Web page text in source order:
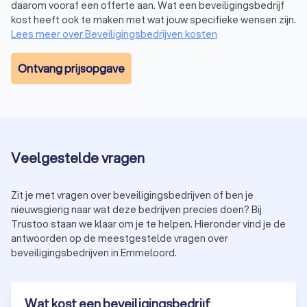
Het proces van beveiliging en bewaking
regelen
Een beveiligingsbedrijf in Emmeloord volgt doorgaans een
gestructureerd proces om ervoor te zorgen dat jouw
beveiligingsbehoeften worden vervuld:
Risicoanalyse:een grondige beoordeling van potentiële
bedreigingen en kwetsbaarheden, zodat de juiste
Implementatie:na akkoord op het beveiligingsplan
worden de maatregelen uitgevoerd. Dit varieert van de
inzet van beveiligers tot de installatie van technische
beveiligingssystemen.
Evaluatie en onderhoud:regelmatige controles en
omstandigheden.
daarom vooraf een offerte aan. Wat een beveiligingsbedrijf
kost heeft ook te maken met wat jouw specifieke wensen zijn.
Lees meer over Beveiligingsbedrijven kosten
Ontvang prijsopgave
Veelgestelde vragen
Zit je met vragen over beveiligingsbedrijven of ben je
nieuwsgierig naar wat deze bedrijven precies doen? Bij
Trustoo staan we klaar om je te helpen. Hieronder vind je de
antwoorden op de meestgestelde vragen over
beveiligingsbedrijven in Emmeloord.